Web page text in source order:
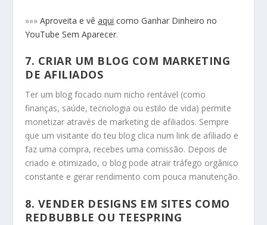
»»»Aproveita e vêaqui como Ganhar Dinheiro no
YouTube Sem Aparecer.
7. CRIAR UM BLOG COM MARKETING
DE AFILIADOS
Ter um blog focado num nicho rentável (como
finanças, saúde, tecnologia ou estilo de vida) permite
monetizar através de marketing de afiliados. Sempre
que um visitante do teu blog clica num link de afiliado e
faz uma compra, recebes uma comissão. Depois de
criado e otimizado, o blog pode atrair tráfego orgânico
constante e gerar rendimento com pouca manutenção.
8. VENDER DESIGNS EM SITES COMO
REDBUBBLE OU TEESPRING